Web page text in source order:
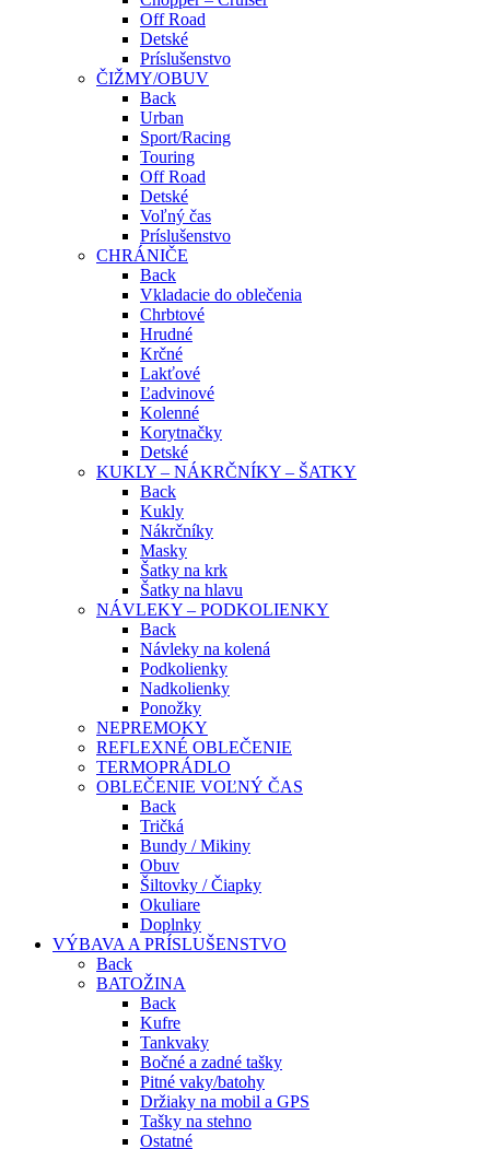
Off Road
Detské
Príslušenstvo
ČIŽMY/OBUV
Back
Urban
Sport/Racing
Touring
Off Road
Detské
Voľný čas
Príslušenstvo
CHRÁNIČE
Back
Vkladacie do oblečenia
Chrbtové
Hrudné
Krčné
Lakťové
Ľadvinové
Kolenné
Korytnačky
Detské
KUKLY – NÁKRČNÍKY – ŠATKY
Back
Kukly
Nákrčníky
Masky
Šatky na krk
Šatky na hlavu
NÁVLEKY – PODKOLIENKY
Back
Návleky na kolená
Podkolienky
Nadkolienky
Ponožky
NEPREMOKY
REFLEXNÉ OBLEČENIE
TERMOPRÁDLO
OBLEČENIE VOĽNÝ ČAS
Back
Tričká
Bundy / Mikiny
Obuv
Šiltovky / Čiapky
Okuliare
Doplnky
VÝBAVA A PRÍSLUŠENSTVO
Back
BATOŽINA
Back
Kufre
Tankvaky
Bočné a zadné tašky
Pitné vaky/batohy
Držiaky na mobil a GPS
Tašky na stehno
Ostatné